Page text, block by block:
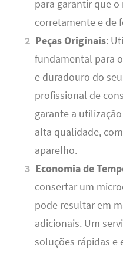
para garantir que
corretamente e de
Peças Originais:
fundamental para
e duradouro do
profissional de
garante a
alta qualidade,
aparelho.
Economia de
consertar um
pode resultar em
adicionais. Um
soluções rápidas e